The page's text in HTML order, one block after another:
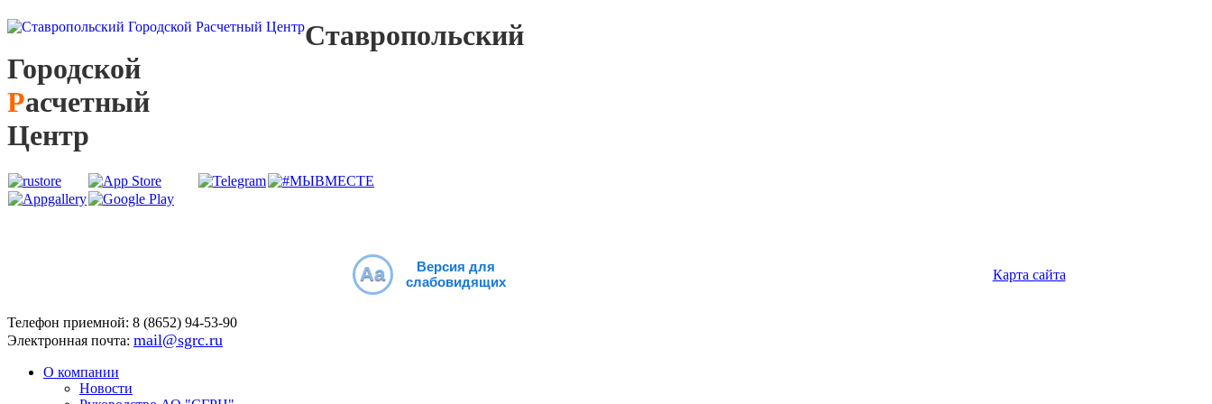
Ставропольский
Городской
Расчетный
Центр
Aa
Версия для
слабовидящих
Карта сайта
Телефон приемной: 8 (8652) 94-53-90
Электронная почта: mail@sgrc.ru
О компании
Новости